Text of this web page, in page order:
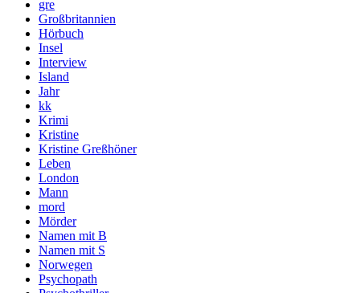
gre
Großbritannien
Hörbuch
Insel
Interview
Island
Jahr
kk
Krimi
Kristine
Kristine Greßhöner
Leben
London
Mann
mord
Mörder
Namen mit B
Namen mit S
Norwegen
Psychopath